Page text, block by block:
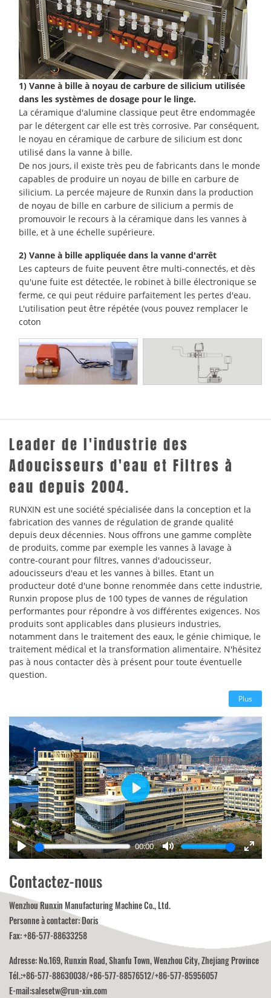
1) Vanne à bille à noyau de carbure de silicium utilisée
dans les systèmes de dosage pour le linge.
La céramique d'alumine classique peut être endommagée
par le détergent car elle est très corrosive. Par conséquent,
le noyau en céramique de carbure de silicium est donc
utilisé dans la vanne à bille.
De nos jours, il existe très peu de fabricants dans le monde
capables de produire un noyau de bille en carbure de
silicium. La percée majeure de Runxin dans la production
de noyau de bille en carbure de silicium a permis de
promouvoir le recours à la céramique dans les vannes à
bille, et à une échelle supérieure.
2) Vanne à bille appliquée dans la vanne d'arrêt
Les capteurs de fuite peuvent être multi-connectés, et dès
qu'une fuite est détectée, le robinet à bille électronique se
ferme, ce qui peut réduire parfaitement les pertes d'eau.
L'utilisation peut être répétée (vous pouvez remplacer le
coton
Leader de l'industrie des
Adoucisseurs d'eau et Filtres à
eau depuis 2004.
RUNXIN est une société spécialisée dans la conception et la
fabrication des vannes de régulation de grande qualité
depuis deux décennies. Nous offrons une gamme complète
de produits, comme par exemple les vannes à lavage à
contre-courant pour filtres, vannes d'adoucisseur,
adoucisseurs d'eau et les vannes à billes. Etant un
producteur doté d'une bonne renommée dans cette industrie,
Runxin propose plus de 100 types de vannes de régulation
performantes pour répondre à vos différentes exigences. Nos
produits sont applicables dans plusieurs industries,
notamment dans le traitement des eaux, le génie chimique, le
traitement médical et la transformation alimentaire. N'hésitez
pas à nous contacter dès à présent pour toute éventuelle
question.
Plus
Play
00:00
Mute
Enter
Play
Contactez-nous
Wenzhou Runxin Manufacturing Machine Co., Ltd.
Personne à contacter: Doris
Fax: +86-577-88633258
Adresse: No.169, Runxin Road, Shanfu Town, Wenzhou City, Zhejiang Province
Tél.:+86-577-88630038/+86-577-88576512/+86-577-85956057
E-mail:salesetw@run-xin.com